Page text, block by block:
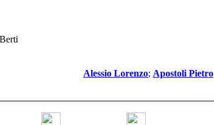
Alessio Lorenzo; Apostoli Pietro